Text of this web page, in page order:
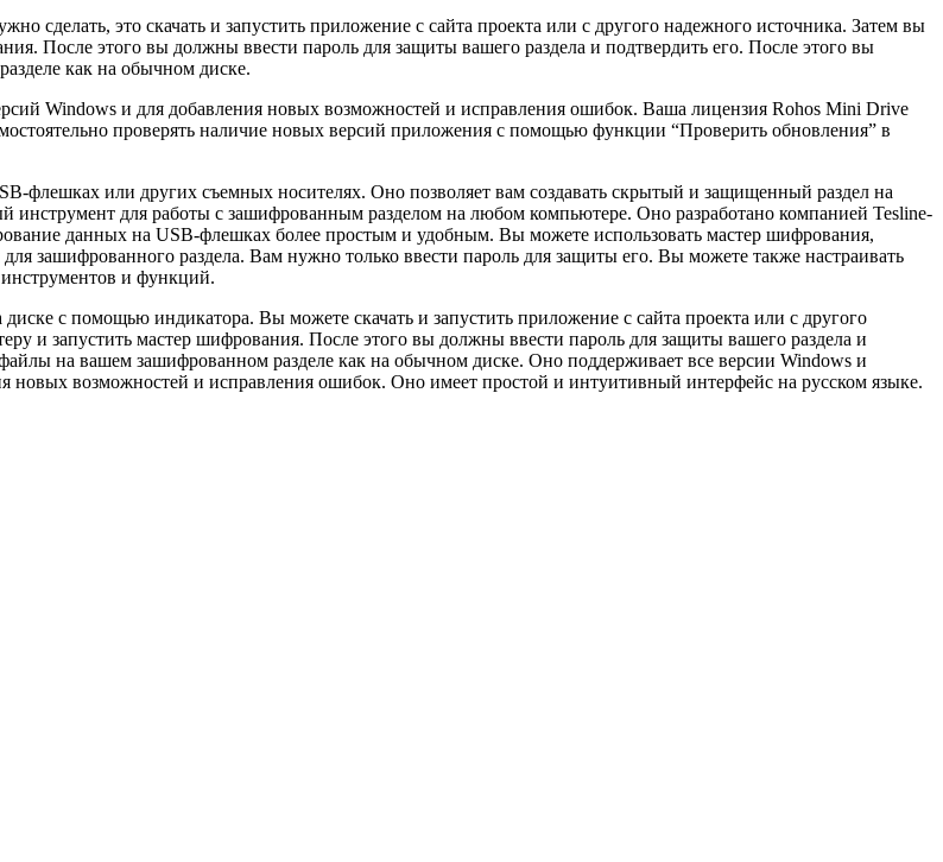
сделать, это скачать и запустить приложение с сайта проекта или с другого надежного источника. Затем вы
После этого вы должны ввести пароль для защиты вашего раздела и подтвердить его. После этого вы
как на обычном диске.
Windows и для добавления новых возможностей и исправления ошибок. Ваша лицензия Rohos Mini Drive
проверять наличие новых версий приложения с помощью функции “Проверить обновления” в
или других съемных носителях. Оно позволяет вам создавать скрытый и защищенный раздел на
инструмент для работы с зашифрованным разделом на любом компьютере. Оно разработано компанией Tesline-
данных на USB-флешках более простым и удобным. Вы можете использовать мастер шифрования,
зашифрованного раздела. Вам нужно только ввести пароль для защиты его. Вы можете также настраивать
и функций.
с помощью индикатора. Вы можете скачать и запустить приложение с сайта проекта или с другого
и запустить мастер шифрования. После этого вы должны ввести пароль для защиты вашего раздела и
на вашем зашифрованном разделе как на обычном диске. Оно поддерживает все версии Windows и
новых возможностей и исправления ошибок. Оно имеет простой и интуитивный интерфейс на русском языке.